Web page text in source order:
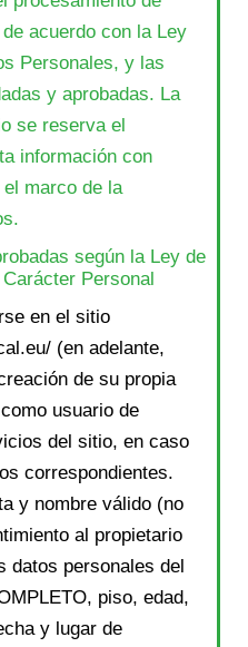
acuerdo con la Ley
Personales, y las
y aprobadas. La
se reserva el
información con
marco de la
según la Ley de
Personal
en el sitio
(en adelante,
de su propia
usuario de
del sitio, en caso
correspondientes.
y nombre válido (no
al propietario
datos personales del
piso, edad,
y lugar de